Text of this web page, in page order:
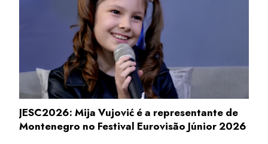
JESC2026: Mija Vujović é a representante de
Montenegro no Festival Eurovisão Júnior 2026